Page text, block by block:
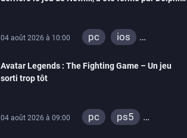
04 août 2026 à 10:00 pc
ios
Avatar Legends : The Fighting Game – Un jeu
sorti trop tôt
04 août 2026 à 09:00 pc
ps5